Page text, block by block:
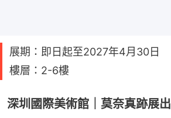
展期：即日起至2027年4月30日
樓層：2-6樓
深圳國際美術館｜莫奈真跡展出